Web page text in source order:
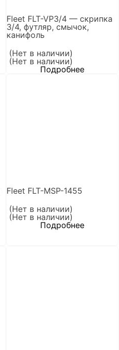
Fleet FLT-VP3/4 — скрипка
3/4, футляр, смычок,
канифоль
(Нет в наличии)
(Нет в наличии)
Подробнее
Fleet FLT-MSP-1455
(Нет в наличии)
(Нет в наличии)
Подробнее